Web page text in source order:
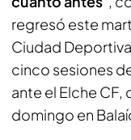
regresó este
Ciudad
cinco sesiones
ante el Elche
domingo en